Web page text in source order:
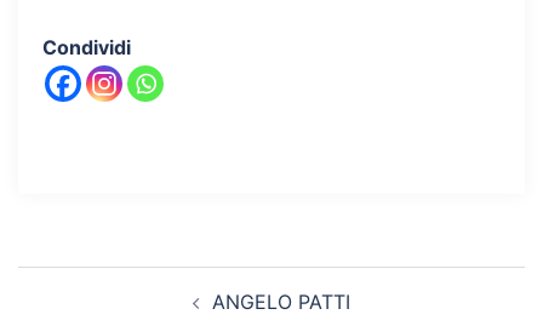
Condividi
ANGELO PATTI